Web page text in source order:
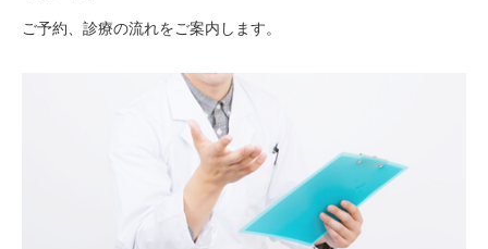
ご予約、診療の流れをご案内します。